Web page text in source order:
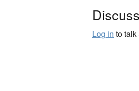
Log in to talk